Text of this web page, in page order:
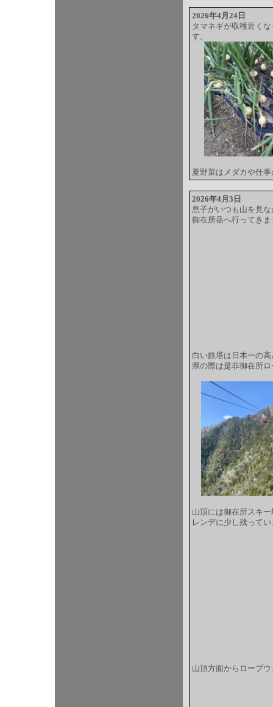
2026年4月24日
タマネギが収穫近く
す。
夏野菜はメダカや仕
2026年4月3日
息子がいつも山を見
御在所岳へ行ってき
白い鉄塔は日本一の
県の際は是非御在所
山頂には御在所スキ
レンデに少し残って
山頂方面からロープ